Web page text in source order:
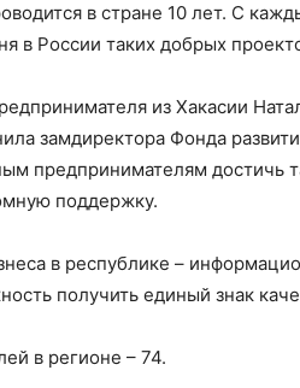
в стране 10 лет. С
в России таких добрых
из Хакасии
замдиректора Фонда
предпринимателям достичь
поддержку.
в республике –
получить единый знак
в регионе – 74.